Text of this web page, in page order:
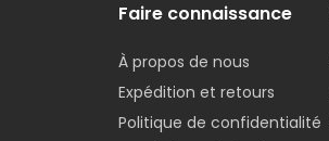
Faire connaissance
À propos de nous
Expédition et retours
Politique de confidentialité